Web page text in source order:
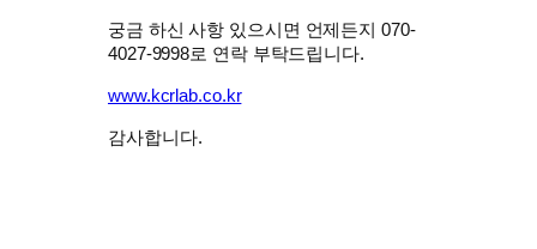
궁금 하신 사항 있으시면 언제든지 070-
4027-9998로 연락 부탁드립니다.
www.kcrlab.co.kr
감사합니다.